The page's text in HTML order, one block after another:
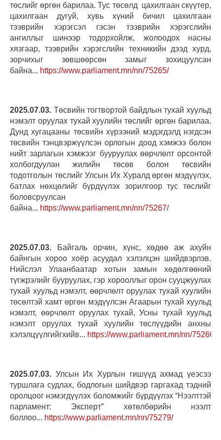
төслийг өргөн барилаа. Тус төсөлд цахилгаан скүүтер,
цахилгаан дугуй, хувь хүний бичил цахилгаан
тээврийн хэрэгсэл гэсэн тээврийн хэрэгслийн
ангиллыг шинээр тодорхойлж, жолоодох насны
хязгаар, тээврийн хэрэгслийн техникийн дээд хурд,
зорчихыг зөвшөөрсөн замыг зохицуулсан
байна... https://www.parliament.mn/nn/75265/
2025.07.03. Төсвийн тогтвортой байдлын тухай хуульд
нэмэлт оруулах тухай хуулийн төслийг өргөн барилаа.
Дунд хугацааны төсвийн хүрээний мэдэгдэлд нэгдсэн
төсвийн тэнцвэржүүлсэн орлогын доод хэмжээ болон
нийт зарлагын хэмжээг бууруулах өөрчлөлт орсонтой
холбогдуулан жилийн төсөв болон төсвийн
тодотголын төслийг Улсын Их Хуралд өргөн мэдүүлэх,
батлах нөхцөлийг бүрдүүлэх зорилгоор тус төслийг
боловсруулсан
байна... https://www.parliament.mn/nn/75267/
2025.07.03. Байгаль орчин, хүнс, хөдөө аж ахуйн
байнгын хороо хоёр асуудал хэлэлцэн шийдвэрлэв.
Нийслэл Улаанбаатар хотын замын хөдөлгөөний
түгжрэлийг бууруулах, гэр хорооллыг орон сууцжуулах
тухай хуульд нэмэлт, өөрчлөлт оруулах тухай хуулийн
төсөлтэй хамт өргөн мэдүүлсэн Агаарын тухай хуульд
нэмэлт, өөрчлөлт оруулах тухай, Усны тухай хуульд
нэмэлт оруулах тухай хуулийн төслүүдийн анхны
хэлэлцүүлгийгхийв... https://www.parliament.mn/nn/75266/
2025.07.03. Улсын Их Хурлын гишүүд ахмад үеэсээ
туршлага судлах, бодлогын шийдвэр гаргахад тэдний
оролцоог нэмэгдүүлэх боломжийг бүрдүүлэх “Нээлттэй
парламент: Эксперт” хөтөлбөрийн нээлт
боллоо... https://www.parliament.mn/nn/75279/